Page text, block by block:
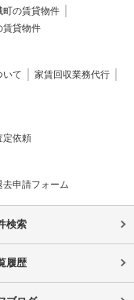
町の賃貸物件
賃貸物件
いて
家賃回収業務代行
定依頼
去申請フォーム
検索
履歴